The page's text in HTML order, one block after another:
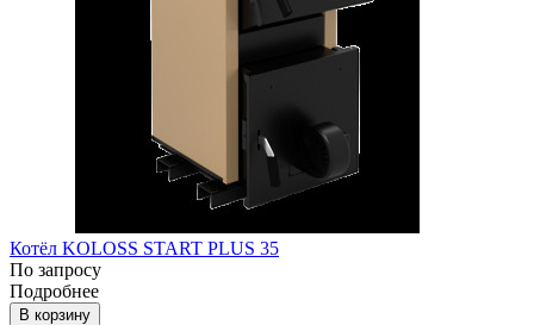
Котёл KOLOSS START PLUS 35
По запросу
Подробнее
В корзину